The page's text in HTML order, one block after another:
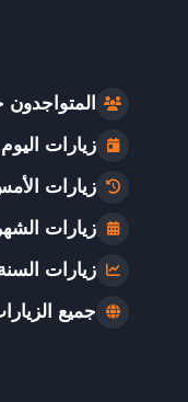
المتواجدون
زيارات اليوم
زيارات
زيارات الشهر
زيارات
جميع